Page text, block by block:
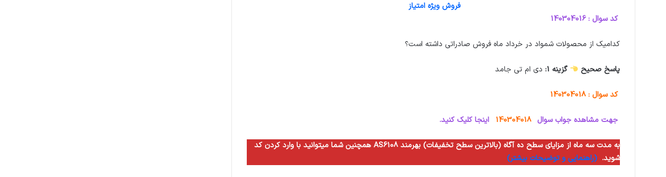
فروش ویژه امتیاز
کد سوال : 140304016
کدامیک از محصولات شمواد در خرداد ماه فروش صادراتی داشته است؟
پاسخ صحیح گزینه 1: دی ام تی جامد
کد سوال : 140304018
جهت مشاهده جواب سوال 140304018 اینجا کلیک کنید.
همچنین شما میتوانید با وارد کردن کد AS6108 به مدت سه ماه از مزایای سطح ده آگاه (بالاترین سطح تخفیفات) بهرمند
شوید. (راهنمایی و توضیحات بیشتر)